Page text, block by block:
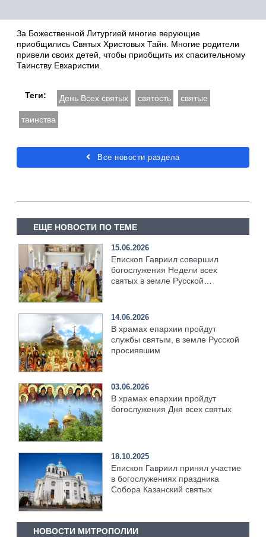
За Божественной Литургией многие верующие
приобщились Святых Христовых Тайн. Многие родители
привели своих детей, чтобы приобщить их спасительному
Таинству Евхаристии.
Теги: День Всех святых святость святые
таинства
Все новости раздела
ЕЩЕ НОВОСТИ ПО ТЕМЕ
15.06.2026
Епископ Гавриил совершил
богослужения Недели всех
святых в земле Русской
14.06.2026
В храмах епархии пройдут
службы святым, в земле Русской
просиявшим
03.06.2026
В храмах епархии пройдут
богослужения Дня всех святых
18.10.2025
Епископ Гавриил принял участие
в богослужениях праздника
Собора Казанский святых
НОВОСТИ МИТРОПОЛИИ